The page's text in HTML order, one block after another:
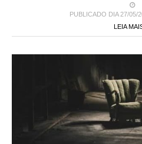
PUBLICADO DIA 27/05/
LEIA MAIS